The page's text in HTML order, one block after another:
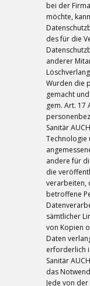
bei der
möchte,
des für die
anderer
Wurden die
gemacht
gem. Art. 17
Sanitär
Technologie
andere für
die
verarbeiten,
betroffene
sämtlicher
von Kopien
Daten
erforderlich
Sanitär
das
Jede von